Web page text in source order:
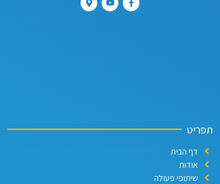
תפריט
דף הבית
אודות
שיתופי פעולה